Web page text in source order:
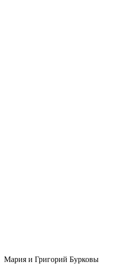
Мария и Григорий Бурковы